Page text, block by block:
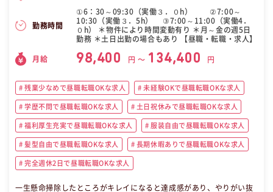
勤務時間
①6：30～09:30（実働３．０h） ②7:00～
10:30（実働３．5h） ③7:00～11:00（実働4．
０h） ＊物件により時間変動有り ＊月～金の週5日
勤務 ＊土日出勤の場合もあり 【昼職・転職・求人】
月給 98,400 円 〜 134,400 円
残業少なめで昼職転職OKな求人 未経験OKで昼職転職OKな求人
学歴不問で昼職転職OKな求人 土日祝休みで昼職転職OKな求人
福利厚生充実で昼職転職OKな求人 服装自由で昼職転職OKな求人
髪型自由で昼職転職OKな求人 長期休暇ありで昼職転職OKな求人
完全週休2日で昼職転職OKな求人
一生懸命掃除したところがキレイになると達成感があり、やりがい抜